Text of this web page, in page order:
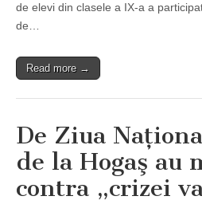
de elevi din clasele a IX-a a
de…
Read more →
De Ziua
de la Hogaş au
contra „crizei